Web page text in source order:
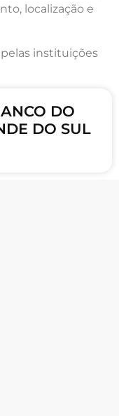
localização e
instituições
DO
DO SUL